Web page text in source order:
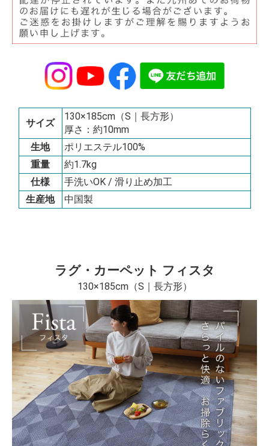
サイズ
130×185cm（S｜長方形）
厚さ：約10mm
生地
ポリエステル100%
重量
約1.7kg
仕様
手洗いOK / 滑り止め加工
生産地
中国製
ラグ・カーペット フィスタ
130×185cm（S｜長方形）